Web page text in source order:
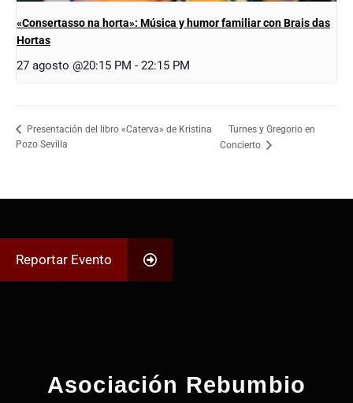
«Consertasso na horta»: Música y humor familiar con Brais das
Hortas
27 agosto @20:15 PM - 22:15 PM
Presentación del libro «Caterva» de Kristina
Pozo Sevilla
Turnes y Gregorio en
Concierto
Reportar Evento
Asociación Rebumbio